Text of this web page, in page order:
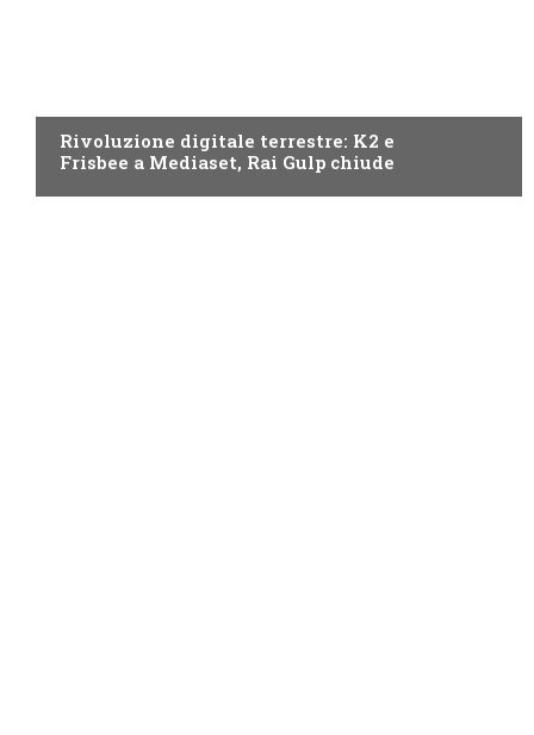
Rivoluzione digitale terrestre: K2 e
Frisbee a Mediaset, Rai Gulp chiude